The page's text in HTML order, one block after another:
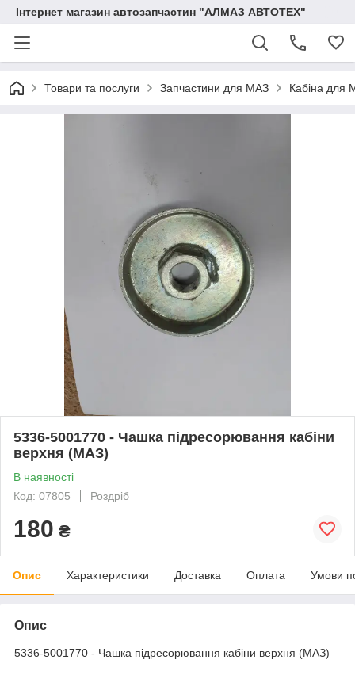
Інтернет магазин автозапчастин "АЛМАЗ АВТОТЕХ"
Товари та послуги Запчастини для МАЗ Кабіна для
5336-5001770 - Чашка підресорювання кабіни
верхня (МАЗ)
В наявності
Код: 07805
Роздріб
180 ₴
Опис Характеристики Доставка Оплата Умови
Опис
5336-5001770 - Чашка підресорювання кабіни верхня (МАЗ)